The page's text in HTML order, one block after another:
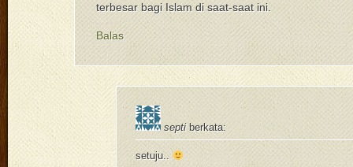
terbesar bagi Islam di saat-saat ini.
Balas
septi berkata:
setuju..